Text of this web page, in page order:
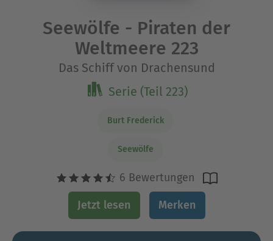
Seewölfe - Piraten der
Weltmeere 223
Das Schiff von Drachensund
Serie (Teil 223)
Burt Frederick
Seewölfe
6 Bewertungen
Jetzt lesen Merken